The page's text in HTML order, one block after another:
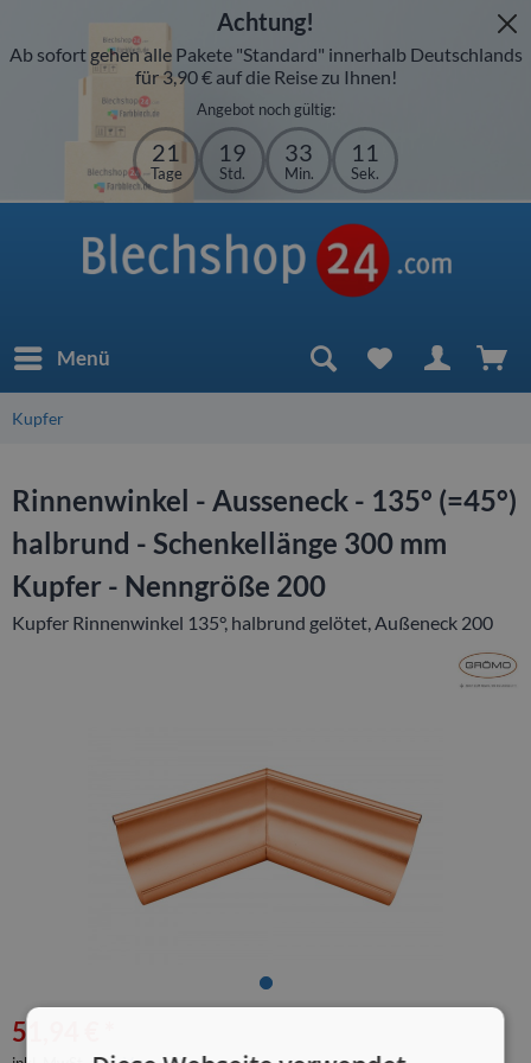
Achtung!
Ab sofort gehen alle Pakete "Standard" innerhalb Deutschlands
für 3,90 € auf die Reise zu Ihnen!
Angebot noch gültig:
21
Tage
19
Std.
33
Min.
11
Sek.
Menü
Kupfer
Rinnenwinkel - Ausseneck - 135° (=45°)
halbrund - Schenkellänge 300 mm
Kupfer - Nenngröße 200
Kupfer Rinnenwinkel 135°, halbrund gelötet, Außeneck 200
51,94 € *